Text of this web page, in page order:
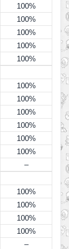
100%
100%
100%
100%
100%
100%
100%
100%
100%
100%
100%
–
100%
100%
100%
100%
–